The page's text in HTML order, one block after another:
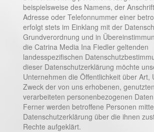
beispielsweise des Namens, der
Adresse oder Telefonnummer einer
erfolgt stets im Einklang mit der
Grundverordnung und in
die Catrina Media Ina Fiedler geltenden
landesspezifischen
dieser Datenschutzerklärung möchte
Unternehmen die Öffentlichkeit über Art,
Zweck der von uns erhobenen,
verarbeiteten personenbezogenen
Ferner werden betroffene Personen
Datenschutzerklärung über die ihnen
Rechte aufgeklärt.